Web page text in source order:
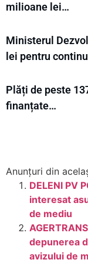
milioane lei…
Ministerul
lei pentru
Plăți de peste
finanțate…
Anunțuri din
DELENI PV
interesat
de mediu
depunerea
avizului de